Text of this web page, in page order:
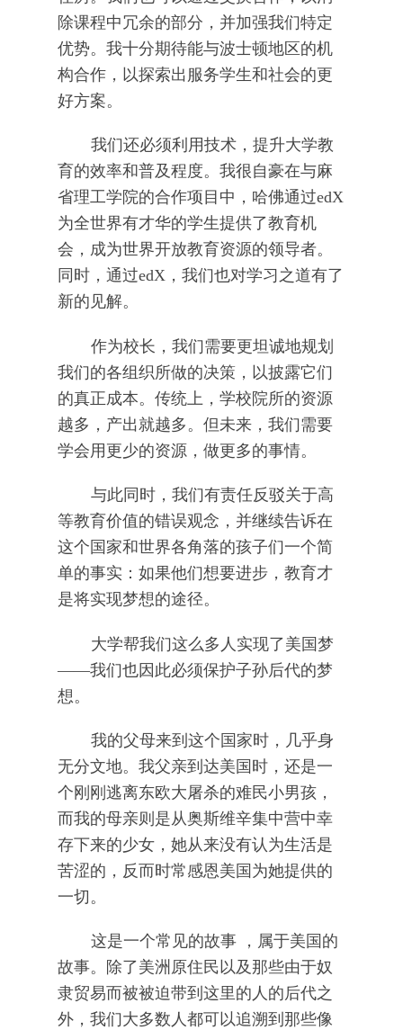
除课程中冗余的部分，并加强我们特定
优势。我十分期待能与波士顿地区的机
构合作，以探索出服务学生和社会的更
好方案。
我们还必须利用技术，提升大学教
育的效率和普及程度。我很自豪在与麻
省理工学院的合作项目中，哈佛通过edX
为全世界有才华的学生提供了教育机
会，成为世界开放教育资源的领导者。
同时，通过edX，我们也对学习之道有了
新的见解。
作为校长，我们需要更坦诚地规划
我们的各组织所做的决策，以披露它们
的真正成本。传统上，学校院所的资源
越多，产出就越多。但未来，我们需要
学会用更少的资源，做更多的事情。
与此同时，我们有责任反驳关于高
等教育价值的错误观念，并继续告诉在
这个国家和世界各角落的孩子们一个简
单的事实：如果他们想要进步，教育才
是将实现梦想的途径。
大学帮我们这么多人实现了美国梦
——我们也因此必须保护子孙后代的梦
想。
我的父母来到这个国家时，几乎身
无分文地。我父亲到达美国时，还是一
个刚刚逃离东欧大屠杀的难民小男孩，
而我的母亲则是从奥斯维辛集中营中幸
存下来的少女，她从来没有认为生活是
苦涩的，反而时常感恩美国为她提供的
一切。
这是一个常见的故事 ，属于美国的
故事。除了美洲原住民以及那些由于奴
隶贸易而被被迫带到这里的人的后代之
外，我们大多数人都可以追溯到那些像